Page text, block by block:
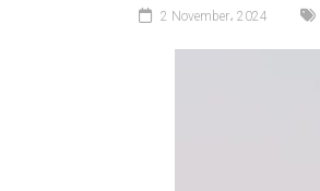
2 November، 2024